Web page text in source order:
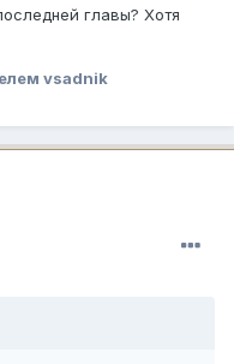
главы? Хотя
vsadnik